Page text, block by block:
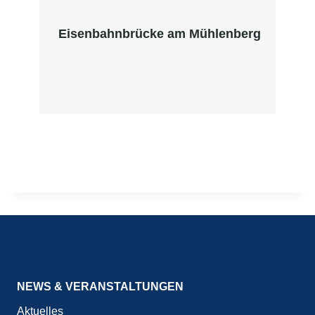
Eisenbahnbrücke am Mühlenberg
NEWS & VERANSTALTUNGEN
Aktuelles